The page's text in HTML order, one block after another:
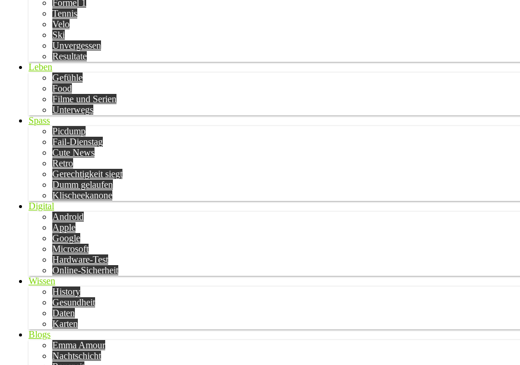
Formel 1
Tennis
Velo
Ski
Unvergessen
Resultate
Leben
Gefühle
Food
Filme und Serien
Unterwegs
Spass
Picdump
Fail-Dienstag
Cute News
Retro
Gerechtigkeit siegt
Dumm gelaufen
Klischeekanone
Digital
Android
Apple
Google
Microsoft
Hardware-Test
Online-Sicherheit
Wissen
History
Gesundheit
Daten
Karten
Blogs
Emma Amour
Nachtschicht